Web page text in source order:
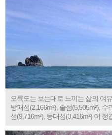
오륙도는 보는대로 느끼는 삶의 여
방패섬(2,166m²), 솔섬(5,505m²), 수
섬(9,716m²), 등대섬(3,416m²) 이 정